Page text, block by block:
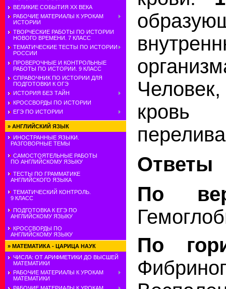
ВЕЛИКИЕ СОБЫТИЯ ХХ ВЕКА
РАБОЧИЕ МАТЕРИАЛЫ К УРОКАМ
ИСТОРИИ
ТВОРЧЕСКИЕ РАБОТЫ ПО ИСТОРИИ
НОВОГО ВРЕМЕНИ. 7 КЛАСС
ТЕМАТИЧЕСКИЕ ТЕСТЫ ПО ИСТОРИИ
РОССИИ
ПРОВЕРОЧНЫЕ И КОНТРОЛЬНЫЕ
РАБОТЫ ПО ИСТОРИИ. 9 КЛАСС
СПРАВОЧНИК ПО ИСТОРИИ ДЛЯ
ПОДГОТОВКИ К ОГЭ
ИСТОРИЯ БЕЗ ТАЙН
КРОССВОРДЫ ПО ИСТОРИИ
ЕГЭ ПО ИСТОРИИ
» АНГЛИЙСКИЙ ЯЗЫК
ИНОСТРАННЫЕ ЯЗЫКИ.
РАЗГОВОРНЫЕ ТЕМЫ
САМОСТОЯТЕЛЬНЫЕ РАБОТЫ
ПО АНГЛИЙСКОМУ ЯЗЫКУ
ТЕСТЫ ПО ГРАММАТИКЕ
АНГЛИЙСКОГО ЯЗЫКА
ТЕМАТИЧЕСКИЙ КОНТРОЛЬ.
9 КЛАСС
ПОДГОТОВКА К ЕГЭ ПО
АНГЛИЙСКОМУ ЯЗЫКУ
КРОССВОРДЫ ПО
АНГЛИЙСКОМУ ЯЗЫКУ
» МАТЕМАТИКА - ЦАРИЦА НАУК
ЧИСЛА: ОТ АРИФМЕТИКИ ДО ВЫСШЕЙ
МАТЕМАТИКИ
РАБОЧИЕ МАТЕРИАЛЫ К УРОКАМ
МАТЕМАТИКИ
Ответы
По
По